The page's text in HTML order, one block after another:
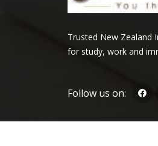
Trusted New Zealand
for study, work and
Follow us on: